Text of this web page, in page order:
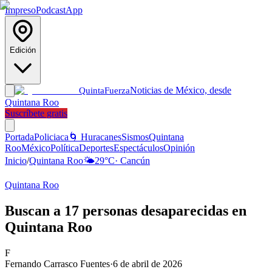
ImpresoPodcastApp
Edición
QuintaFuerzaNoticias de México, desde
Quintana Roo
Suscríbete gratis
PortadaPoliciaca 🌀 HuracanesSismosQuintana
RooMéxicoPolíticaDeportesEspectáculosOpinión
Inicio/Quintana Roo🌤️29°C· Cancún
Quintana Roo
Buscan a 17 personas desaparecidas en
Quintana Roo
F
Fernando Carrasco Fuentes·6 de abril de 2026